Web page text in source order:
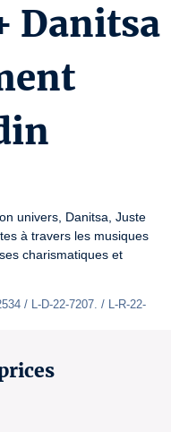
Danitsa
univers, Danitsa, Juste
à travers les musiques
charismatiques et
/ L-D-22-7207. / L-R-22-